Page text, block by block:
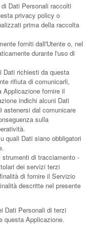
Dati Personali raccolti
privacy policy o
prima della raccolta
forniti dall'Utente o, nel
durante l'uso di
Dati richiesti da questa
rifiuta di comunicarli,
Applicazione fornire il
indichi alcuni Dati
astenersi dal comunicare
sulla
quali Dati siano obbligatori
strumenti di tracciamento -
dei servizi terzi
di fornire il Servizio
descritte nel presente
Dati Personali di terzi
questa Applicazione.